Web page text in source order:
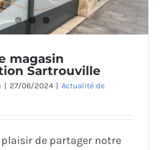
magasin
Sartrouville
| 27/06/2024 | Actualité de
plaisir de partager notre